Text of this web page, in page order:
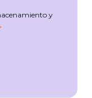
y